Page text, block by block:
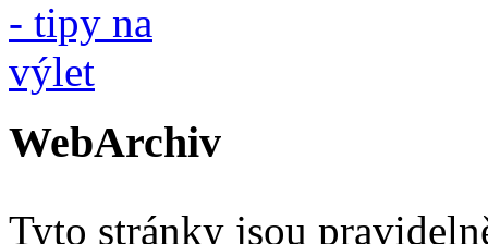
WebArchiv
Tyto stránky jsou